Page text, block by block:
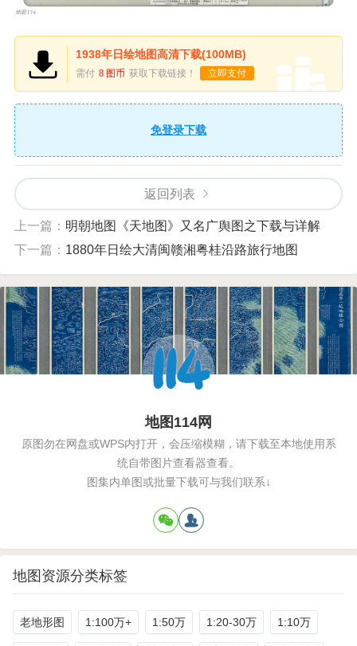
1938年日绘地图高清下载(100MB)
需付 8 图币 获取下载链接！ 立即支付
免登录下载
返回列表
上一篇： 明朝地图《天地图》又名广舆图之下载与详解
下一篇： 1880年日绘大清闽赣湘粤桂沿路旅行地图
地图114网
原图勿在网盘或WPS内打开，会压缩模糊，请下载至本地使用系
统自带图片查看器查看。
图集内单图或批量下载可与我们联系↓
地图资源分类标签
老地形图 1:100万+ 1:50万 1:20-30万 1:10万